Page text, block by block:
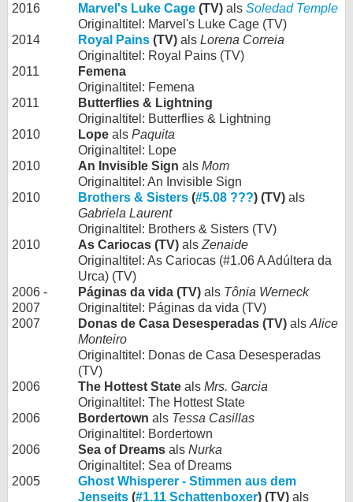
2016 Marvel's Luke Cage (TV) als Soledad Temple
Originaltitel: Marvel's Luke Cage (TV)
2014
Royal Pains (TV) als Lorena Correia
Originaltitel: Royal Pains (TV)
2011
Femena
Originaltitel: Femena
2011
Butterflies & Lightning
Originaltitel: Butterflies & Lightning
2010
Lope als Paquita
Originaltitel: Lope
2010
An Invisible Sign als Mom
Originaltitel: An Invisible Sign
2010
Brothers & Sisters (#5.08 ???) (TV) als
Gabriela Laurent
Originaltitel: Brothers & Sisters (TV)
2010
As Cariocas (TV) als Zenaide
Originaltitel: As Cariocas (#1.06 A Adúltera da
Urca) (TV)
2006 -
2007
Páginas da vida (TV) als Tônia Werneck
Originaltitel: Páginas da vida (TV)
2007
Donas de Casa Desesperadas (TV) als Alice
Monteiro
Originaltitel: Donas de Casa Desesperadas
(TV)
2006
The Hottest State als Mrs. Garcia
Originaltitel: The Hottest State
2006
Bordertown als Tessa Casillas
Originaltitel: Bordertown
2006
Sea of Dreams als Nurka
Originaltitel: Sea of Dreams
2005
Ghost Whisperer - Stimmen aus dem
Jenseits (#1.11 Schattenboxer) (TV) als